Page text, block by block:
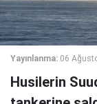
Yayınlanma: 06
Husilerin